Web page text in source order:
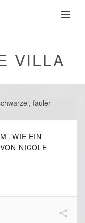
VILLA
„WIE EIN
NICOLE